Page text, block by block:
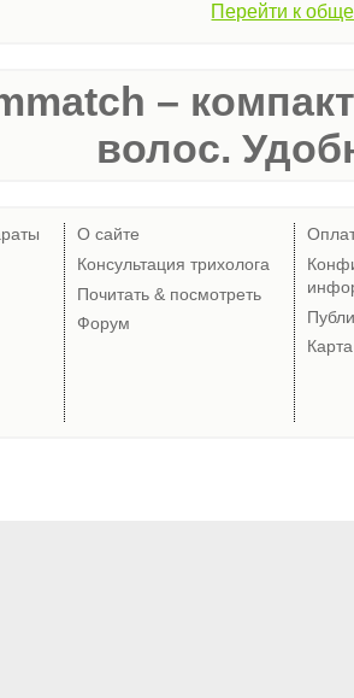
Перейти к
–
волос.
О сайте
Консультация трихолога
Почитать & посмотреть
Форум